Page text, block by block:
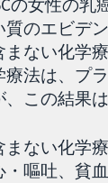
のエビデ
まない化学
法は、プ
この結果
まない化学
嘔吐、貧